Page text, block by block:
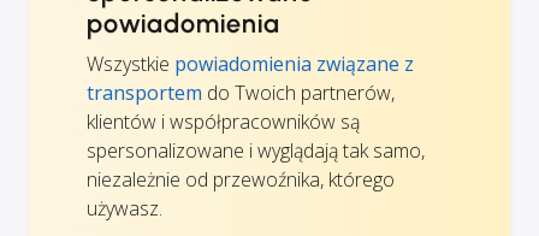
powiadomienia
Wszystkie powiadomienia związane z
transportem do Twoich partnerów,
klientów i współpracowników są
spersonalizowane i wyglądają tak samo,
niezależnie od przewoźnika, którego
używasz.